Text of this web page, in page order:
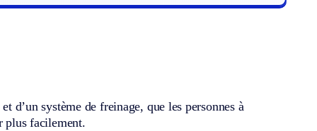
d’un système de freinage, que les personnes à
plus facilement.